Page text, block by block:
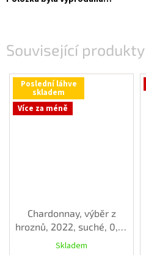
Související produkty
Poslední láhve
skladem
Více za méně
Chardonnay, výběr z
hroznů, 2022, suché, 0,75
Skladem